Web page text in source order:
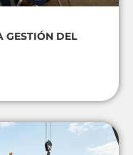
GESTIÓN DEL